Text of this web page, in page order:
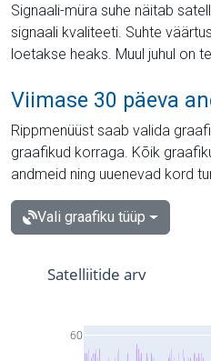
Signaali-müra suhe näitab
signaali kvaliteeti. Suhte
loetakse heaks. Muul juhul on
Viimase 30 päeva
Rippmenüüst saab valida
graafikud korraga. Kõik
andmeid ning uuenevad kord
Vali graafiku tüüp
60
Satelliitide arv